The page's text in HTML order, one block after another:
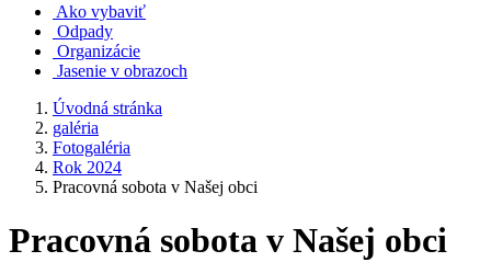
Ako vybaviť
Odpady
Organizácie
Jasenie v obrazoch
Úvodná stránka
galéria
Fotogaléria
Rok 2024
Pracovná sobota v Našej obci
Pracovná sobota v Našej obci